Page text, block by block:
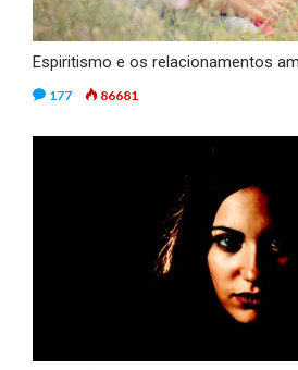
Espiritismo e os relacionamentos
177 86681